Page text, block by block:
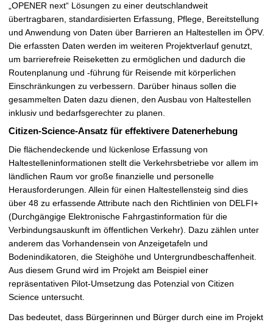
„OPENER next“ Lösungen zu einer deutschlandweit
übertragbaren, standardisierten Erfassung, Pflege, Bereitstellung
und Anwendung von Daten über Barrieren an Haltestellen im ÖPV.
Die erfassten Daten werden im weiteren Projektverlauf genutzt,
um barrierefreie Reiseketten zu ermöglichen und dadurch die
Routenplanung und -führung für Reisende mit körperlichen
Einschränkungen zu verbessern. Darüber hinaus sollen die
gesammelten Daten dazu dienen, den Ausbau von Haltestellen
inklusiv und bedarfsgerechter zu planen.
Citizen-Science-Ansatz für effektivere Datenerhebung
Die flächendeckende und lückenlose Erfassung von
Haltestelleninformationen stellt die Verkehrsbetriebe vor allem im
ländlichen Raum vor große finanzielle und personelle
Herausforderungen. Allein für einen Haltestellensteig sind dies
über 48 zu erfassende Attribute nach den Richtlinien von DELFI+
(Durchgängige Elektronische Fahrgastinformation für die
Verbindungsauskunft im öffentlichen Verkehr). Dazu zählen unter
anderem das Vorhandensein von Anzeigetafeln und
Bodenindikatoren, die Steighöhe und Untergrundbeschaffenheit.
Aus diesem Grund wird im Projekt am Beispiel einer
repräsentativen Pilot-Umsetzung das Potenzial von Citizen
Science untersucht.
Das bedeutet, dass Bürgerinnen und Bürger durch eine im Projekt